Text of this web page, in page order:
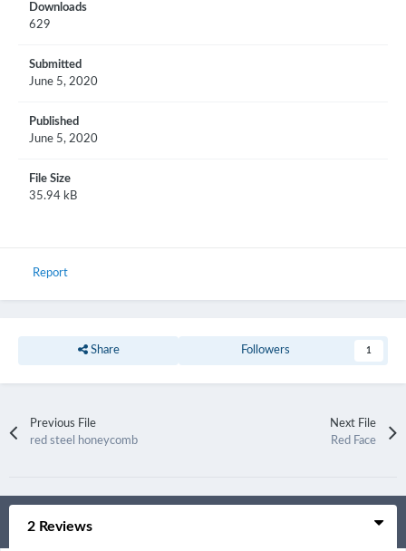
Downloads
629
Submitted
June 5, 2020
Published
June 5, 2020
File Size
35.94 kB
Report
Share Followers 1
Previous File
red steel honeycomb
Next File
Red Face
2 Reviews